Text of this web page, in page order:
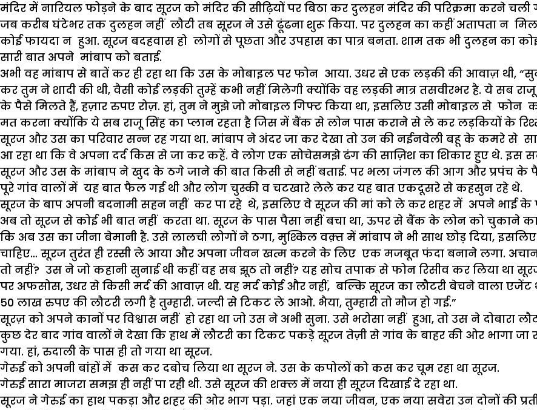
मंदिर में नारियल फोड़ने के बाद सूरज को मंदिर की सीढ़ियों पर बिठा कर दुलहन मंदिर की परिक्रमा करने
जब करीब घंटेभर तक दुलहन नहीं लौटी तब सूरज ने उसे ढूंढना शुरू किया. पर दुलहन का कहीं अतापता न
कोई फायदा न हुआ. सूरज बदहवास हो लोगों से पूछता और उपहास का पात्र बनता. शाम तक भी दुलहन का
सारी बात अपने मांबाप को बताई.
अभी वह मांबाप से बातें कर ही रहा था कि उस के मोबाइल पर फोन आया. उधर से एक लड़की की आवाज़ थी,
कर तुम ने शादी की थी, वैसी कोई लड़की तुम्हें कभी नहीं मिलेगी क्योंकि वह लड़की मात्र तसवीरभर है. ये
के पैसे मिलते हैं, हज़ार रुपए रोज़. हां, तुम ने मुझे जो मोबाइल गिफ्ट किया था, इसलिए उसी मोबाइल से
मत करना क्योंकि ये सब राजू सिंह का प्लान रहता है जिस में बैंक से लोन पास कराने से ले कर लड़कियों के
सूरज और उस का परिवार सन्न रह गया था. मांबाप ने अंदर जा कर देखा तो उन की नईनवेली बहू के कमरे से
आ रहा था कि वे अपना दर्द किस से जा कर कहें. वे लोग एक सोचेसमझे ढंग की साज़िश का शिकार हुए थे. इस
सूरज और उस के मांबाप ने खुद के ठगे जाने की बात किसी से नहीं बताई. पर भला जंगल की आग और प्रपंच के
पूरे गांव वालों में यह बात फैल गई थी और लोग चुस्की व चटखारे लेले कर यह बात एकदूसरे से कहसुन रहे थे.
सूरज के बाप अपनी बदनामी सहन नहीं कर पा रहे थे, इसलिए वे सूरज की मां को ले कर शहर में अपने भाई
अब तो सूरज से कोई भी बात नहीं करता था. सूरज के पास पैसा नहीं बचा था, ऊपर से बैंक के लोन को चुकाने
कि अब उस का जीना बेमानी है. उसे लालची लोगों ने ठगा, मुश्किल वक़्त में मांबाप ने भी साथ छोड़ दिया,
चाहिए… सूरज तुरंत ही रस्सी ले आया और अपना जीवन खत्म करने के लिए एक मजबूत फंदा बनाने लगा.
तो नहीं? उस ने जो कहानी सुनाई थी कहीं वह सब झूठ तो नहीं? यह सोच तपाक से फोन रिसीव कर लिया था
पर अफसोस, उधर से किसी मर्द की आवाज़ थी. यह मर्द कोई और नहीं, बल्कि सूरज का लौटरी बेचने वाला एजेंट
50 लाख रुपए की लौटरी लगी है तुम्हारी. जल्दी से टिकट ले आओ. भैया, तुम्हारी तो मौज हो गई.”
सूरज़ को अपने कानों पर विश्वास नहीं हो रहा था जो उस ने अभी सुना. उसे भरोसा नहीं हुआ, तो उस ने दोबारा
कुछ देर बाद गांव वालों ने देखा कि हाथ में लौटरी का टिकट पकड़े सूरज तेज़ी से गांव के बाहर की ओर भागा जा
गया. हां, रुदाली के पास ही तो गया था सूरज.
गेरुई को अपनी बांहों में कस कर दबोच लिया था सूरज ने. उस के कपोलों को कस कर चूम रहा था सूरज.
गेरुई सारा माजरा समझ ही नहीं पा रही थी. उसे सूरज की शक्ल में नया ही सूरज दिखाई दे रहा था.
सूरज ने गेरुई का हाथ पकड़ा और शहर की ओर भाग पड़ा. जहां एक नया जीवन, एक नया सवेरा उन दोनों की